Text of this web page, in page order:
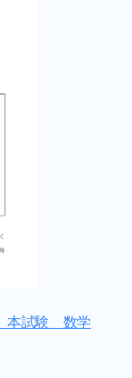
本試験　数学